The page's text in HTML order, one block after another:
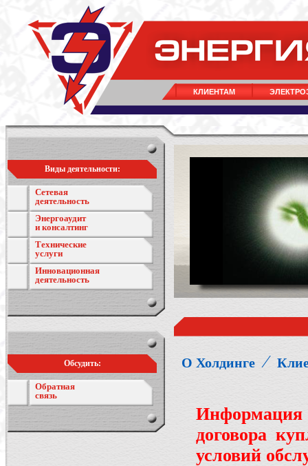
КЛИЕНТАМ
Виды деятельности:
Сетевая
деятельность
Энергоаудит
и консалтинг
Технические
услуги
Инновационная
деятельность
Обсудить:
Обратная
связь
О Холдинге ⁄
договора
условий